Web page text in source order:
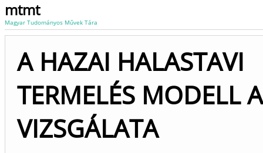
mtmt
Magyar Tudományos Művek Tára
A HAZAI HALASTAVI
TERMELÉS MODELL
VIZSGÁLATA